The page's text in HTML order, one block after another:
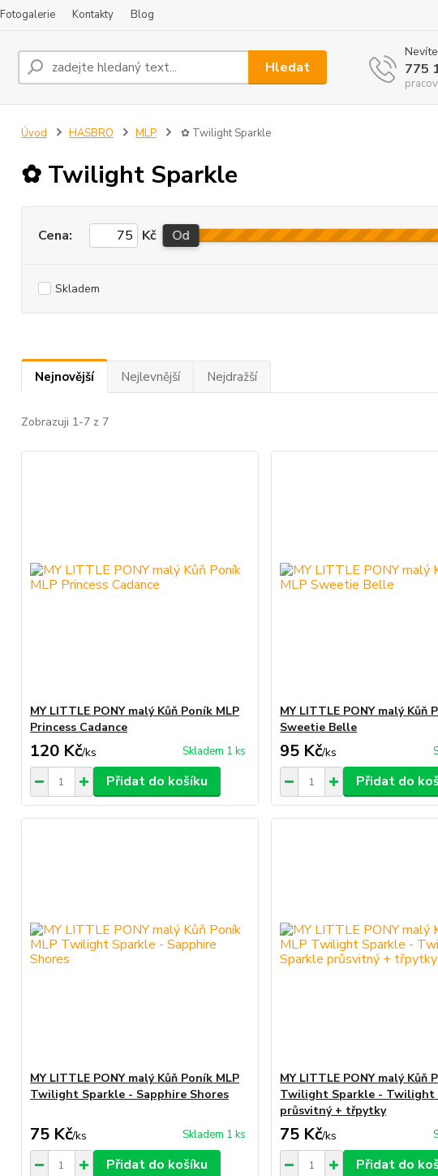
Fotogalerie Kontakty Blog
Hledat 775
Úvod HASBRO MLP ✿ Twilight Sparkle
✿ Twilight Sparkle
Cena: Kč Od
Skladem
Nejnovější Nejlevnější Nejdražší
Zobrazuji 1-7 z 7
MY LITTLE PONY malý Kůň Poník MLP
Princess Cadance
120 Kč/ks Skladem 1 ks
Přidat do košíku
MY LITTLE PONY malý Kůň
Sweetie Belle
95 Kč/ks
Přidat do
MY LITTLE PONY malý Kůň Poník MLP
Twilight Sparkle - Sapphire Shores
75 Kč/ks Skladem 1 ks
Přidat do košíku
MY LITTLE PONY malý Kůň
Twilight Sparkle - Twilight
průsvitný + třpytky
75 Kč/ks
Přidat do